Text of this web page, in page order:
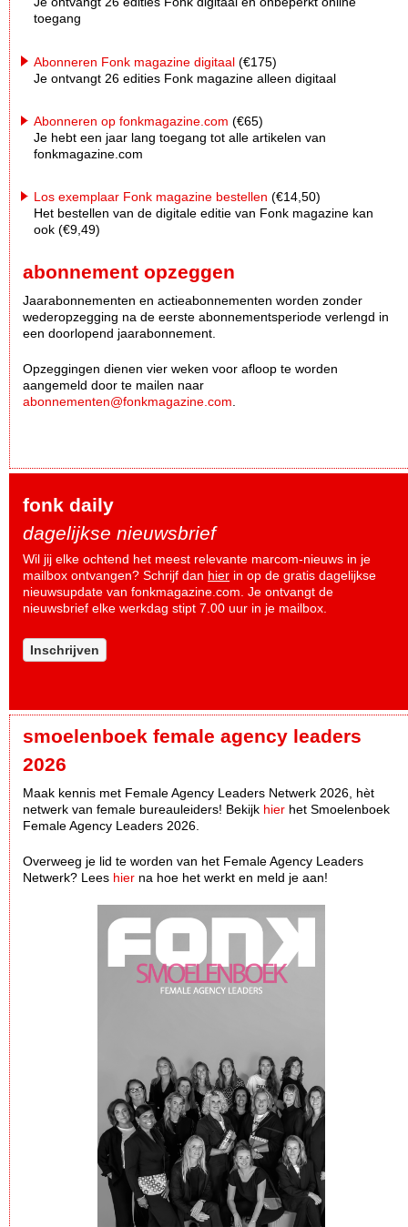
toegang
Abonneren Fonk magazine digitaal (€175)
Je ontvangt 26 edities Fonk magazine alleen digitaal
Abonneren op fonkmagazine.com (€65)
Je hebt een jaar lang toegang tot alle artikelen van
fonkmagazine.com
Los exemplaar Fonk magazine bestellen (€14,50)
Het bestellen van de digitale editie van Fonk magazine kan
ook (€9,49)
abonnement opzeggen
Jaarabonnementen en actieabonnementen worden zonder
wederopzegging na de eerste abonnementsperiode verlengd in
een doorlopend jaarabonnement.
Opzeggingen dienen vier weken voor afloop te worden
aangemeld door te mailen naar
abonnementen@fonkmagazine.com
fonk daily
dagelijkse nieuwsbrief
Wil jij elke ochtend het meest relevante marcom-nieuws in je
mailbox ontvangen? Schrijf dan hier in op de gratis dagelijkse
nieuwsupdate van fonkmagazine.com. Je ontvangt de
nieuwsbrief elke werkdag stipt 7.00 uur in je mailbox.
Inschrijven
smoelenboek female agency leaders
2026
Maak kennis met Female Agency Leaders Netwerk 2026, hèt
netwerk van female bureauleiders! Bekijk hier het Smoelenboek
Female Agency Leaders 2026.
Overweeg je lid te worden van het Female Agency Leaders
Netwerk? Lees hier na hoe het werkt en meld je aan!